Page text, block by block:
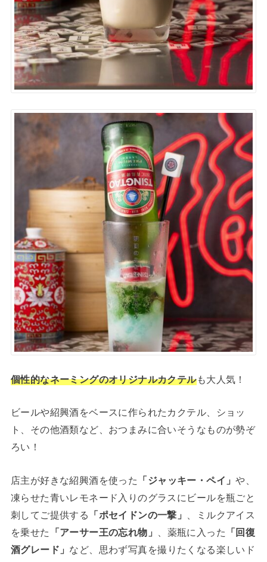
個性的なネーミングのオリジナルカクテルも大人気！
ビールや紹興酒をベースに作られたカクテル、ショッ
ト、その他酒類など、おつまみに合いそうなものが勢ぞ
ろい！
店主が好きな紹興酒を使った 「ジャッキー・ペイ」や、
凍らせた青いレモネード入りのグラスにビールを瓶ごと
刺してご提供する
「ポセイドンの一撃」
、ミルクアイス
を乗せた
「アーサー王の忘れ物」 、薬瓶に入った
「回復
酒グレード」 など、思わず写真を撮りたくなる楽しいド